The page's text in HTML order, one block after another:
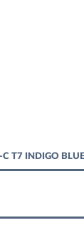
T7 INDIGO